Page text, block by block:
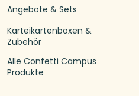
Angebote & Sets
Karteikartenboxen &
Zubehör
Alle Confetti Campus
Produkte